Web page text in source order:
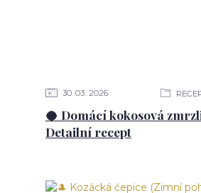
30 03 2026
🥥 Domácí kokosová
Detailní recept